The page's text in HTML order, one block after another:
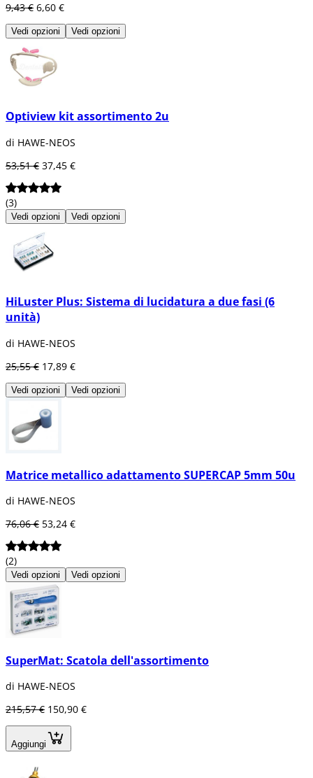
9,43 € 6,60 €
Vedi opzioni Vedi opzioni
Optiview kit assortimento 2u
di HAWE-NEOS
53,51 € 37,45 €
(3)
Vedi opzioni Vedi opzioni
HiLuster Plus: Sistema di lucidatura a due fasi (6
unità)
di HAWE-NEOS
25,55 € 17,89 €
Vedi opzioni Vedi opzioni
Matrice metallico adattamento SUPERCAP 5mm 50u
di HAWE-NEOS
76,06 € 53,24 €
(2)
Vedi opzioni Vedi opzioni
SuperMat: Scatola dell'assortimento
di HAWE-NEOS
215,57 € 150,90 €
Aggiungi